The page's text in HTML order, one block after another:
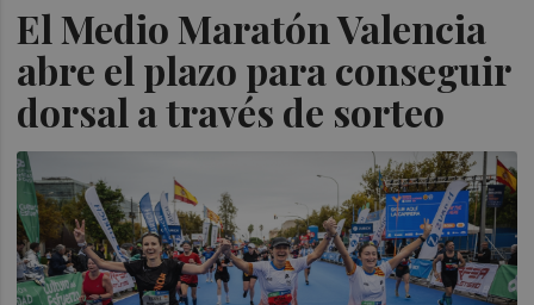
El Medio Maratón Valencia
abre el plazo para conseguir
dorsal a través de sorteo